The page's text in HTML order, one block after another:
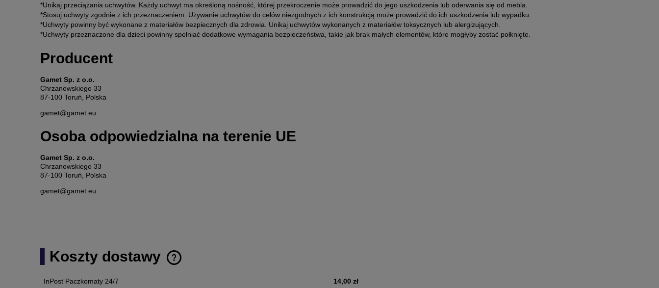
*Unikaj przeciążania uchwytów. Każdy uchwyt ma określoną nośność, której przekroczenie może prowadzić do jego uszkodzenia lub oderwania się od mebla.
*Stosuj uchwyty zgodnie z ich przeznaczeniem. Używanie uchwytów do celów niezgodnych z ich konstrukcją może prowadzić do ich uszkodzenia lub wypadku.
*Uchwyty powinny być wykonane z materiałów bezpiecznych dla zdrowia. Unikaj uchwytów wykonanych z materiałów toksycznych lub alergizujących.
*Uchwyty przeznaczone dla dzieci powinny spełniać dodatkowe wymagania bezpieczeństwa, takie jak brak małych elementów, które mogłyby zostać połknięte.
Producent
Gamet Sp. z o.o.
Chrzanowskiego 33
87-100 Toruń, Polska
gamet@gamet.eu
Osoba odpowiedzialna na terenie UE
Gamet Sp. z o.o.
Chrzanowskiego 33
87-100 Toruń, Polska
gamet@gamet.eu
Koszty dostawy
InPost Paczkomaty 24/7 14,00 zł